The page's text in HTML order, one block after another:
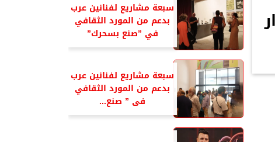
سبعة مشاريع لفنانين عرب
بدعم من المورد الثقافي
في ”صنع بسحرك”
سبعة مشاريع لفنانين عرب
بدعم من المورد الثقافي
فى ” صنع...